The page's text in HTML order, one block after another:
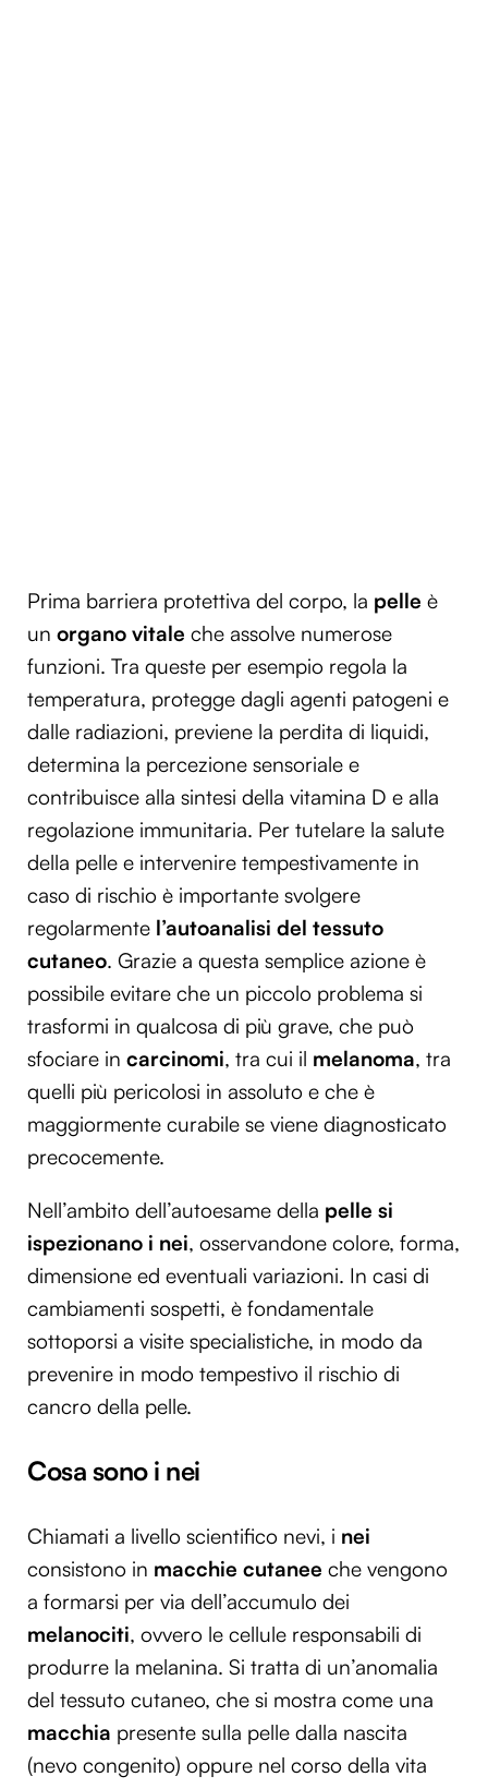
Prima barriera protettiva del corpo, la pelle è
un organo vitale che assolve numerose
funzioni. Tra queste per esempio regola la
temperatura, protegge dagli agenti patogeni e
dalle radiazioni, previene la perdita di liquidi,
determina la percezione sensoriale e
contribuisce alla sintesi della vitamina D e alla
regolazione immunitaria. Per tutelare la salute
della pelle e intervenire tempestivamente in
caso di rischio è importante svolgere
regolarmente l’autoanalisi del tessuto
cutaneo. Grazie a questa semplice azione è
possibile evitare che un piccolo problema si
trasformi in qualcosa di più grave, che può
sfociare in carcinomi, tra cui il melanoma, tra
quelli più pericolosi in assoluto e che è
maggiormente curabile se viene diagnosticato
precocemente.
Nell’ambito dell’autoesame della pelle si
ispezionano i nei, osservandone colore, forma,
dimensione ed eventuali variazioni. In casi di
cambiamenti sospetti, è fondamentale
sottoporsi a visite specialistiche, in modo da
prevenire in modo tempestivo il rischio di
cancro della pelle.
Cosa sono i nei
Chiamati a livello scientifico nevi, i nei
consistono in macchie cutanee che vengono
a formarsi per via dell’accumulo dei
melanociti, ovvero le cellule responsabili di
produrre la melanina. Si tratta di un’anomalia
del tessuto cutaneo, che si mostra come una
macchia presente sulla pelle dalla nascita
(nevo congenito) oppure nel corso della vita